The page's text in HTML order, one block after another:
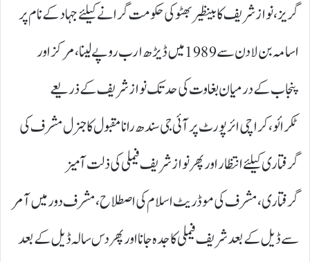
گریز،نواز شریف کا بینظیر بھٹوکی حکومت گرانے کیلئے جہاد کے نام پر
اسامہ بن لادن سے 1989 میں ڈیڑھ ارب روپے لینا،مرکزاور
پنجاب کے درمیان بغاوت کی حد تک نواز شریف کے ذریعے
ٹکرائو،کراچی ائرپورٹ پر آئی جی سندھ رانا مقبول کا جنرل مشرف کی
گرفتاری کیلئے انتظار اور پھر نواز شریف فیملی کی ذلت آمیز
گرفتاری،مشرف کی موڈریٹ اسلام کی اصطلاح،مشرف دور میں آمر
سے ڈیل کے بعد شریف فیملی کاجدہ جانا اور پھر دس سالہ ڈیل کے بعد